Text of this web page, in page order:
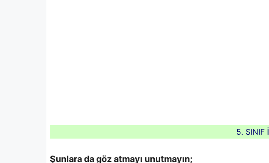
5. SINIF
Şunlara da göz atmayı unutmayın;